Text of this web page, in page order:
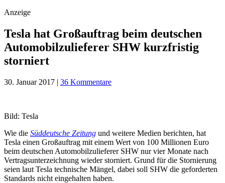
Anzeige
Tesla hat Großauftrag beim deutschen
Automobilzulieferer SHW kurzfristig
storniert
30. Januar 2017 | 36 Kommentare
Bild: Tesla
Wie die Süddeutsche Zeitung und weitere Medien berichten, hat
Tesla einen Großauftrag mit einem Wert von 100 Millionen Euro
beim deutschen Automobilzulieferer SHW nur vier Monate nach
Vertragsunterzeichnung wieder storniert. Grund für die Stornierung
seien laut Tesla technische Mängel, dabei soll SHW die geforderten
Standards nicht eingehalten haben.